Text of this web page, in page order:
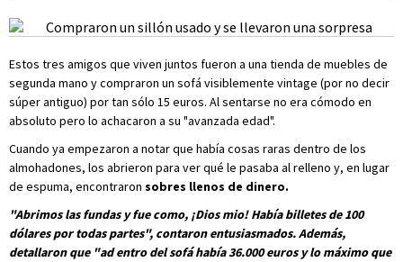
Estos tres amigos que viven juntos fueron a una tienda de muebles de
segunda mano y compraron un sofá visiblemente vintage (por no decir
súper antiguo) por tan sólo 15 euros. Al sentarse no era cómodo en
absoluto pero lo achacaron a su "avanzada edad".
Cuando ya empezaron a notar que había cosas raras dentro de los
almohadones, los abrieron para ver qué le pasaba al relleno y, en lugar
de espuma, encontraron sobres llenos de dinero.
"Abrimos las fundas y fue como, ¡Dios mio! Había billetes de 100
dólares por todas partes", contaron entusiasmados. Además,
detallaron que "adentro del sofá había 36.000 euros y lo máximo que